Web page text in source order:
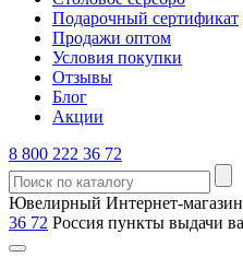
Подарочный сертификат
Продажи оптом
Условия покупки
Отзывы
Блог
Акции
8 800 222 36 72
Ювелирный Интернет-
36 72 Россия пункты выдачи